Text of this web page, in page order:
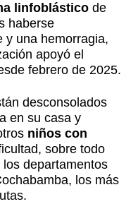
linfoblástico de
haberse
y una hemorragia,
apoyó el
febrero de 2025.
desconsolados
en su casa y
niños con
sobre todo
departamentos
los más